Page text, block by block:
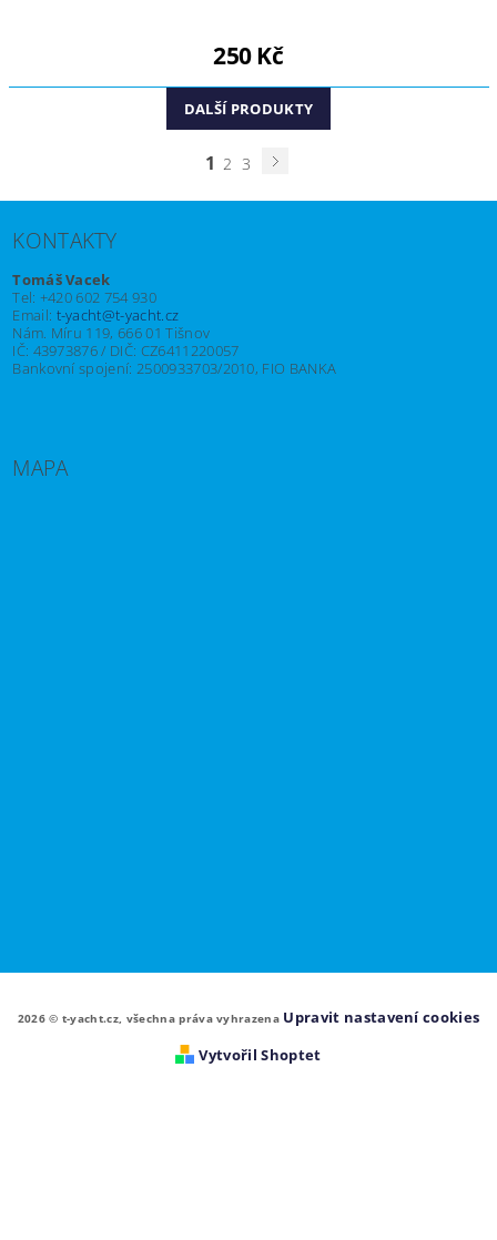
250 Kč
DALŠÍ PRODUKTY
1 2 3
KONTAKTY
Tomáš Vacek
Tel: +420 602 754 930
Email: t-yacht@t-yacht.cz
Nám. Míru 119, 666 01 Tišnov
IČ: 43973876 / DIČ: CZ6411220057
Bankovní spojení: 2500933703/2010, FIO BANKA
MAPA
2026 © t-yacht.cz, všechna práva vyhrazena Upravit nastavení cookies
Vytvořil Shoptet